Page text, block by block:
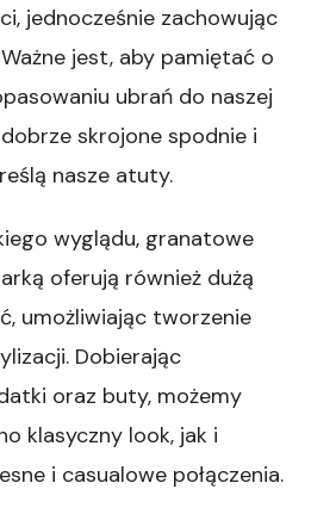
jednocześnie zachowując
jest, aby pamiętać o
ubrań do naszej
skrojone spodnie i
nasze atuty.
wyglądu, granatowe
oferują również dużą
umożliwiając tworzenie
Dobierając
oraz buty, możemy
klasyczny look, jak i
i casualowe połączenia.